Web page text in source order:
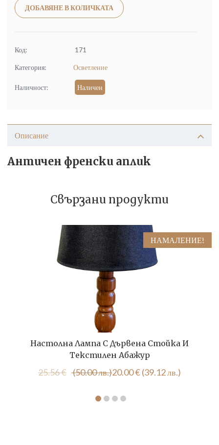
ДОБАВЯНЕ В КОЛИЧКАТА
Код: 171
Категория: Осветление
Наличност: Наличен
Описание
Античен френски аплик
Свързани продукти
НАМАЛЕНИЕ!
Настолна Лампа С Дървена Стойка И
Текстилен Абажур
25.56€ (50.00 лв.)Original
was:
20.00€(39.12 лв.)
Текущата
е: